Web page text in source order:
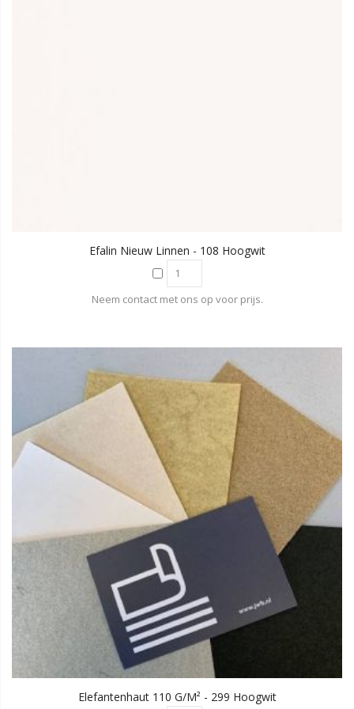
Efalin Nieuw Linnen - 108 Hoogwit
Neem contact met ons op voor prijs.
Elefantenhaut 110 G/m² - 299 Hoogwit